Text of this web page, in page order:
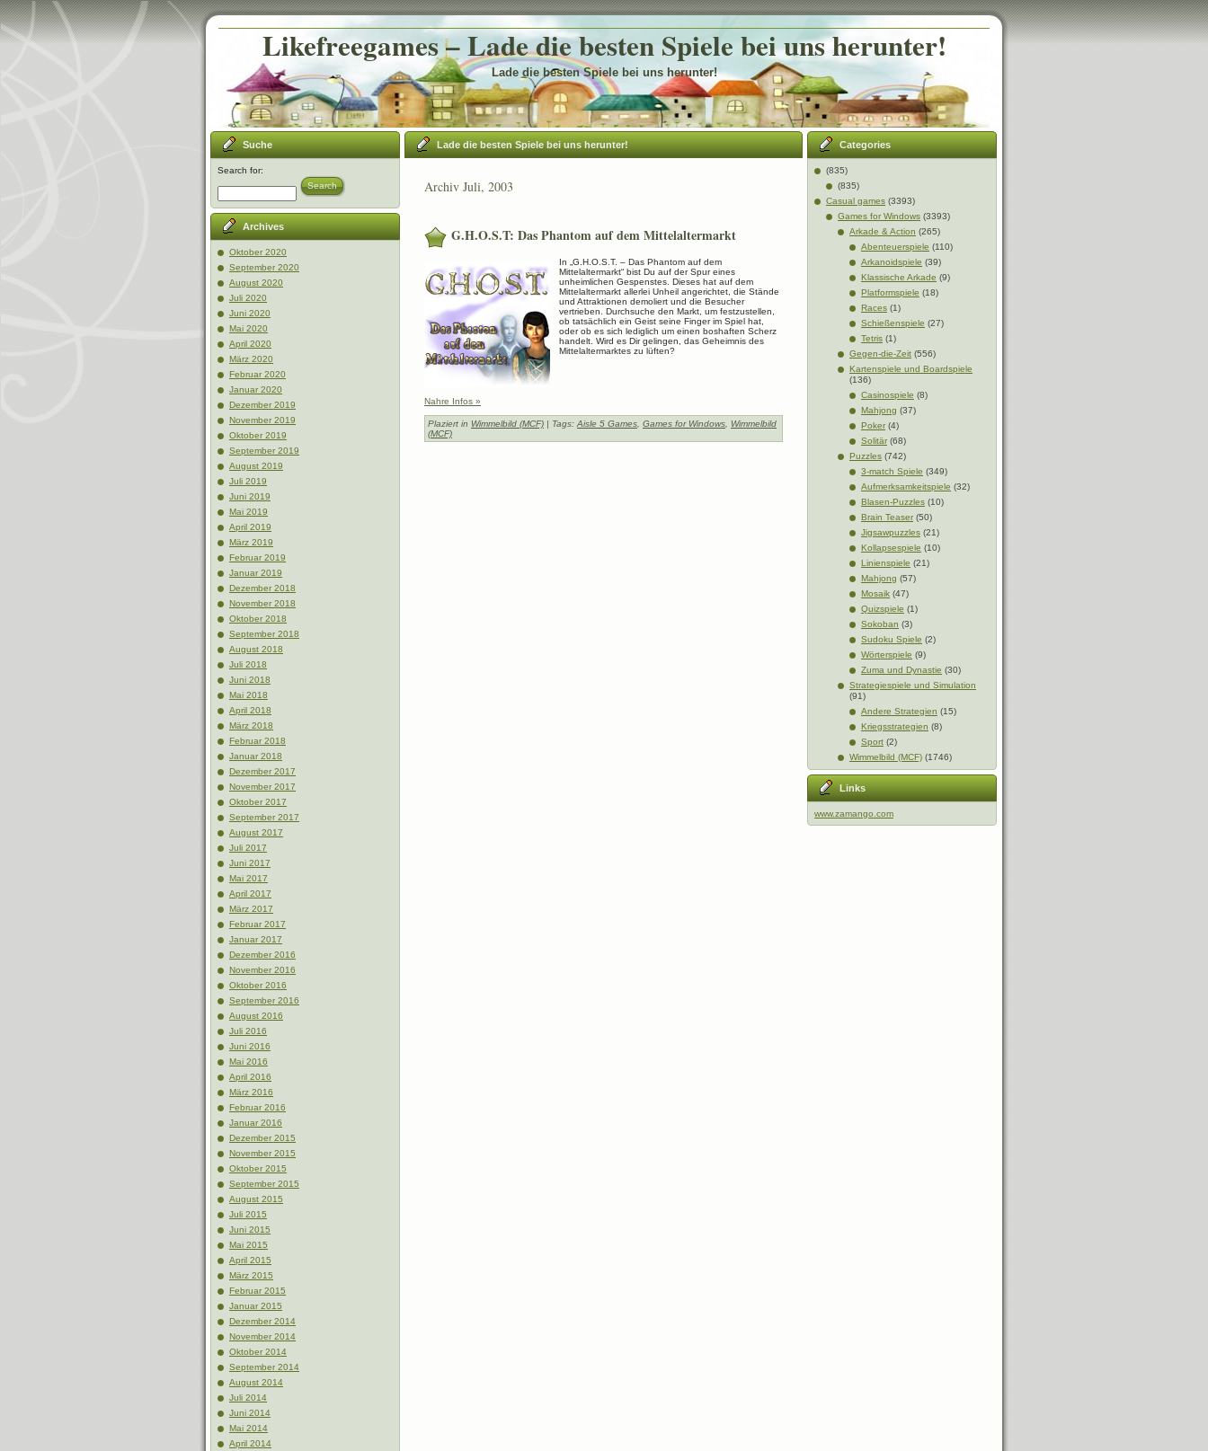
Likefreegames – Lade die besten Spiele bei uns herunter!
Lade die besten Spiele bei uns herunter!
Suche
Search for:
Search
Archives
Oktober 2020
September 2020
August 2020
Juli 2020
Juni 2020
Mai 2020
April 2020
März 2020
Februar 2020
Januar 2020
Dezember 2019
November 2019
Oktober 2019
September 2019
August 2019
Juli 2019
Juni 2019
Mai 2019
April 2019
März 2019
Februar 2019
Januar 2019
Dezember 2018
November 2018
Oktober 2018
September 2018
August 2018
Juli 2018
Juni 2018
Mai 2018
April 2018
März 2018
Februar 2018
Januar 2018
Dezember 2017
November 2017
Oktober 2017
September 2017
August 2017
Juli 2017
Juni 2017
Mai 2017
April 2017
März 2017
Februar 2017
Januar 2017
Dezember 2016
November 2016
Oktober 2016
September 2016
August 2016
Juli 2016
Juni 2016
Mai 2016
April 2016
März 2016
Februar 2016
Januar 2016
Dezember 2015
November 2015
Oktober 2015
September 2015
August 2015
Juli 2015
Juni 2015
Mai 2015
April 2015
März 2015
Februar 2015
Januar 2015
Dezember 2014
November 2014
Oktober 2014
September 2014
August 2014
Juli 2014
Juni 2014
Mai 2014
April 2014
Lade die besten Spiele bei uns herunter!
Archiv Juli, 2003
G.H.O.S.T: Das Phantom auf dem Mittelaltermarkt
In „G.H.O.S.T. – Das Phantom auf dem
Mittelaltermarkt“ bist Du auf der Spur eines
unheimlichen Gespenstes. Dieses hat auf dem
Mittelaltermarkt allerlei Unheil angerichtet, die Stände
und Attraktionen demoliert und die Besucher
vertrieben. Durchsuche den Markt, um festzustellen,
ob tatsächlich ein Geist seine Finger im Spiel hat,
oder ob es sich lediglich um einen boshaften Scherz
handelt. Wird es Dir gelingen, das Geheimnis des
Mittelaltermarktes zu lüften?
Nahre Infos »
Plaziert in Wimmelbild (MCF) | Tags:Aisle 5 Games, Games for Windows, Wimmelbild
(MCF)
Categories
(835)
(835)
Casual games (3393)
Games for Windows (3393)
Arkade & Action (265)
Abenteuerspiele (110)
Arkanoidspiele (39)
Klassische Arkade (9)
Platformspiele (18)
Races (1)
Schießenspiele (27)
Tetris (1)
Gegen-die-Zeit (556)
Kartenspiele und Boardspiele
(136)
Casinospiele (8)
Mahjong (37)
Poker(4)
Solitär(68)
Puzzles (742)
3-match Spiele (349)
Aufmerksamkeitspiele (32)
Blasen-Puzzles (10)
Brain Teaser(50)
Jigsawpuzzles (21)
Kollapsespiele (10)
Linienspiele (21)
Mahjong (57)
Mosaik (47)
Quizspiele (1)
Sokoban (3)
Sudoku Spiele (2)
Wörterspiele (9)
Zuma und Dynastie (30)
Strategiespiele und Simulation
(91)
Andere Strategien (15)
Kriegsstrategien (8)
Sport (2)
Wimmelbild (MCF) (1746)
Links
www.zamango.com